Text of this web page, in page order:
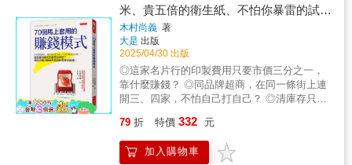
pay）的著迷很有感染力，他是過去數十年來促
成訂價專業化的重要推手。——威廉．龐士東
（William Poundstone）《洞悉價格背後的心
理戰》（Priceless）作者
Podcast主持人｜張忘形｜溝通表達培訓師｜郭
繐綺｜冠軍作文教練｜路老闆｜路老闆有限公
司負責人｜愛瑞克｜《內在原力》系列作
者/TMBA共同創辦人｜鄭緯筌｜《經濟日報》
數位行銷專欄作家｜孫治華｜ 策略思維商學院
院長 自序：正因為是素人，才需要建立影響力
如果你問我：「我不是專家或有名的人，我只
是個普通人，真的能有什麼影響力嗎？」那我
會說：「可以，而且正是因為普通，才更需要
經營個人品牌，建立影響力。」 我也曾經是個
普通人，沒有少年得志，只有得過且過，順著
家庭期待，結婚、生子、當家庭主婦，一度以
排除網路謠言來襲，麥當勞全力澄清卻引發反
效果，究竟怎麼做才對？維多利亞的秘密曾經
呼風喚雨，為什麼銷售卻突然急轉直下？負面
聯想就像病毒，有的急性發作，有的悄悄滋
長，直到為時已晚……。想趨吉避凶，先找出
負面聯想，再對症下藥。▌避開核心顧客的陷
阱，持續成長為什麼顧客調查、品牌忠誠度都
功進軍男裝？洋基隊、沃爾瑪如何跳脫品牌生
命週期，歷久不衰？新增正面聯想、從新顧客
突破，才能免於萎縮、永續成長。詹恩將說
現代商務人士，都有必要不斷刷新自己的市場
營銷知識，以更好因應新時代的商業環境。 在
眾多既有的市場營銷知識中，本書以當前環境
為背景，重新審視古典市場營銷學，並針對市
場營銷入門者，設計易於理解的知識重點，同
時輔以案例以增進理解。本書的主要內容涵蓋
三大部分：基礎知識、心智空間、以及創造增
長空間。基礎知識探討品類、定位與消費者；
心智空間則是與品牌、體驗、品牌資產與品牌
建銷售場景、促銷與貨架包裝。Part 1：基礎知
識洞察市場競爭，打造清晰的戰略基礎，本部
米、貴五倍的衛生紙、不怕你暴雷的試
閱……這些獲利模式怎麼想出來的？現役
行銷大師破天荒給你思考加速器。
木村尚義 著
大是 出版
2025/04/30 出版
◎這家名片行的印製費用只要市價三分之一，
靠什麼賺錢？ ◎同品牌超商，在同一條街上連
開三、四家，不怕自己打自己？ ◎清庫存只能
同樣都是賣榻榻米，改成深夜營業，這家店營
收竟提升了四倍。 ◎刻意減少性能的數位相
機，反而更暢銷。◎◎ 作者木村尚義，大學畢
79 折 特價 332 元
加入購物車